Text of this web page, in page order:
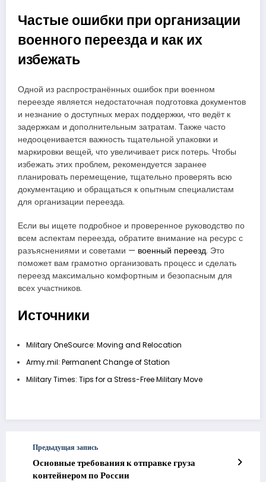
Частые ошибки при организации
военного переезда и как их
избежать
Одной из распространённых ошибок при военном
переезде является недостаточная подготовка документов
и незнание о доступных мерах поддержки, что ведёт к
задержкам и дополнительным затратам. Также часто
недооценивается важность тщательной упаковки и
маркировки вещей, что увеличивает риск потерь. Чтобы
избежать этих проблем, рекомендуется заранее
планировать перемещение, тщательно проверять всю
документацию и обращаться к опытным специалистам
для организации переезда.
Если вы ищете подробное и проверенное руководство по
всем аспектам переезда, обратите внимание на ресурс с
разъяснениями и советами — военный переезд. Это
поможет вам грамотно организовать процесс и сделать
переезд максимально комфортным и безопасным для
всех участников.
Источники
Military OneSource: Moving and Relocation
Army.mil: Permanent Change of Station
Military Times: Tips for a Stress-Free Military Move
Предыдущая запись
Основные требования к отправке груза
контейнером по России